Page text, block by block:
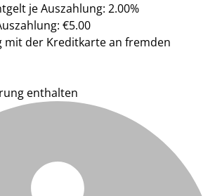
je Auszahlung: 2.00%
€5.00
mit der Kreditkarte an fremden
enthalten